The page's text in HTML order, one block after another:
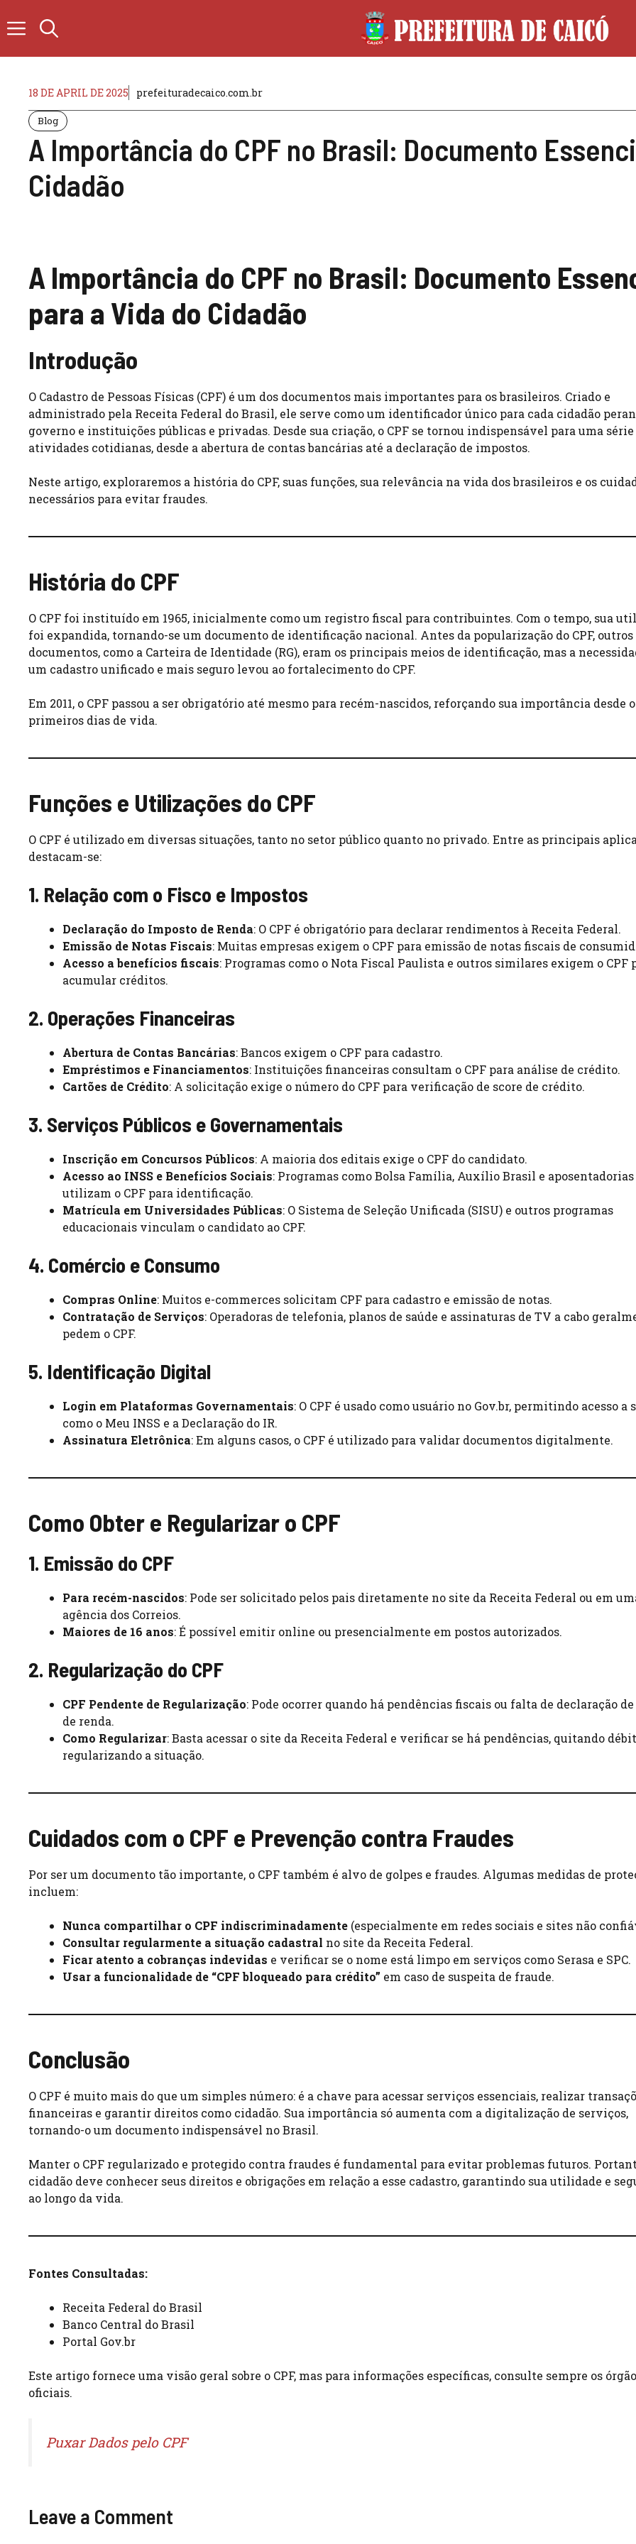
to
18 DE APRIL DE 2025 prefeituradecaico.com.br
Blog
A Importância do CPF no Brasil: Documento
Cidadão
A Importância do CPF no Brasil: Documento
para a Vida do Cidadão
Introdução
O Cadastro de Pessoas Físicas (CPF) é um dos documentos mais importantes para os brasileiros. Criado e
administrado pela Receita Federal do Brasil, ele serve como um identificador único para cada cidadão
governo e instituições públicas e privadas. Desde sua criação, o CPF se tornou indispensável para uma série
atividades cotidianas, desde a abertura de contas bancárias até a declaração de impostos.
Neste artigo, exploraremos a história do CPF, suas funções, sua relevância na vida dos brasileiros e os
necessários para evitar fraudes.
História do CPF
O CPF foi instituído em 1965, inicialmente como um registro fiscal para contribuintes. Com o tempo, sua
foi expandida, tornando-se um documento de identificação nacional. Antes da popularização do CPF, outros
documentos, como a Carteira de Identidade (RG), eram os principais meios de identificação, mas a
um cadastro unificado e mais seguro levou ao fortalecimento do CPF.
Em 2011, o CPF passou a ser obrigatório até mesmo para recém-nascidos, reforçando sua importância desde
primeiros dias de vida.
Funções e Utilizações do CPF
O CPF é utilizado em diversas situações, tanto no setor público quanto no privado. Entre as principais
destacam-se:
1. Relação com o Fisco e Impostos
Declaração do Imposto de Renda: O CPF é obrigatório para declarar rendimentos à Receita Federal.
Emissão de Notas Fiscais: Muitas empresas exigem o CPF para emissão de notas fiscais de
Acesso a benefícios fiscais: Programas como o Nota Fiscal Paulista e outros similares exigem o CPF
acumular créditos.
2. Operações Financeiras
Abertura de Contas Bancárias: Bancos exigem o CPF para cadastro.
Empréstimos e Financiamentos: Instituições financeiras consultam o CPF para análise de crédito.
Cartões de Crédito: A solicitação exige o número do CPF para verificação de score de crédito.
3. Serviços Públicos e Governamentais
Inscrição em Concursos Públicos: A maioria dos editais exige o CPF do candidato.
Acesso ao INSS e Benefícios Sociais: Programas como Bolsa Família, Auxílio Brasil e aposentadorias
utilizam o CPF para identificação.
Matrícula em Universidades Públicas: O Sistema de Seleção Unificada (SISU) e outros programas
educacionais vinculam o candidato ao CPF.
4. Comércio e Consumo
Compras Online: Muitos e-commerces solicitam CPF para cadastro e emissão de notas.
Contratação de Serviços: Operadoras de telefonia, planos de saúde e assinaturas de TV a cabo
pedem o CPF.
5. Identificação Digital
Login em Plataformas Governamentais: O CPF é usado como usuário no Gov.br, permitindo acesso a
como o Meu INSS e a Declaração do IR.
Assinatura Eletrônica: Em alguns casos, o CPF é utilizado para validar documentos digitalmente.
Como Obter e Regularizar o CPF
1. Emissão do CPF
Para recém-nascidos: Pode ser solicitado pelos pais diretamente no site da Receita Federal ou em
agência dos Correios.
Maiores de 16 anos: É possível emitir online ou presencialmente em postos autorizados.
2. Regularização do CPF
CPF Pendente de Regularização: Pode ocorrer quando há pendências fiscais ou falta de declaração
de renda.
Como Regularizar: Basta acessar o site da Receita Federal e verificar se há pendências, quitando
regularizando a situação.
Cuidados com o CPF e Prevenção contra Fraudes
Por ser um documento tão importante, o CPF também é alvo de golpes e fraudes. Algumas medidas de
incluem:
Nunca compartilhar o CPF indiscriminadamente (especialmente em redes sociais e sites não
Consultar regularmente a situação cadastral no site da Receita Federal.
Ficar atento a cobranças indevidas e verificar se o nome está limpo em serviços como Serasa e SPC.
Usar a funcionalidade de “CPF bloqueado para crédito” em caso de suspeita de fraude.
Conclusão
O CPF é muito mais do que um simples número: é a chave para acessar serviços essenciais, realizar
financeiras e garantir direitos como cidadão. Sua importância só aumenta com a digitalização de serviços,
tornando-o um documento indispensável no Brasil.
Manter o CPF regularizado e protegido contra fraudes é fundamental para evitar problemas futuros.
cidadão deve conhecer seus direitos e obrigações em relação a esse cadastro, garantindo sua utilidade e
ao longo da vida.
Fontes Consultadas:
Receita Federal do Brasil
Banco Central do Brasil
Portal Gov.br
Este artigo fornece uma visão geral sobre o CPF, mas para informações específicas, consulte sempre os
oficiais.
Puxar Dados pelo CPF
Leave a Comment